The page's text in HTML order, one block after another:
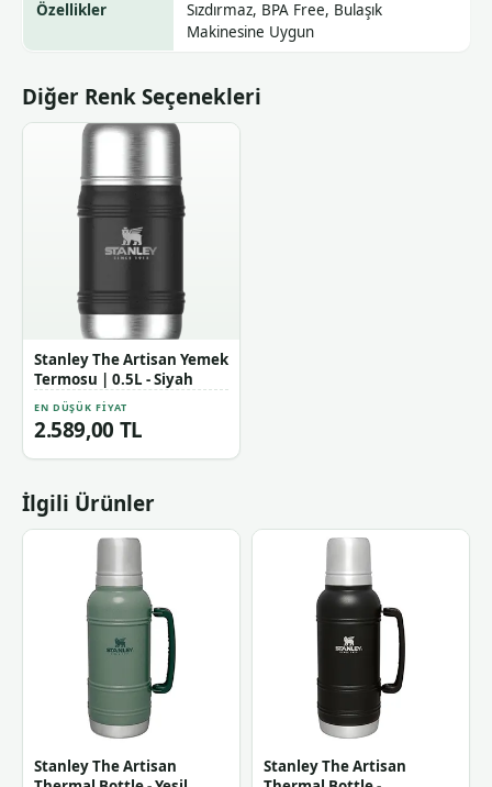
Özellikler
Sızdırmaz, BPA Free, Bulaşık
Makinesine Uygun
Diğer Renk Seçenekleri
Stanley The Artisan Yemek
Termosu | 0.5L - Siyah
EN DÜŞÜK FIYAT
2.589,00 TL
İlgili Ürünler
Stanley The Artisan
Stanley The Artisan